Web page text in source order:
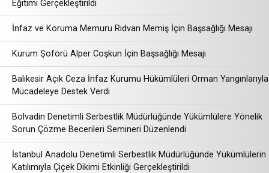
Eğitimi Gerçekleştirildi
İnfaz ve Koruma Memuru Rıdvan Memiş İçin Başsağlığı Mesajı
Kurum Şoförü Alper Coşkun İçin Başsağlığı Mesajı
Balıkesir Açık Ceza İnfaz Kurumu Hükümlüleri Orman Yangınlarıyla
Mücadeleye Destek Verdi
Bolvadin Denetimli Serbestlik Müdürlüğünde Yükümlülere Yönelik
Sorun Çözme Becerileri Semineri Düzenlendi
İstanbul Anadolu Denetimli Serbestlik Müdürlüğünde Yükümlülerin
Katılımıyla Çiçek Dikimi Etkinliği Gerçekleştirildi